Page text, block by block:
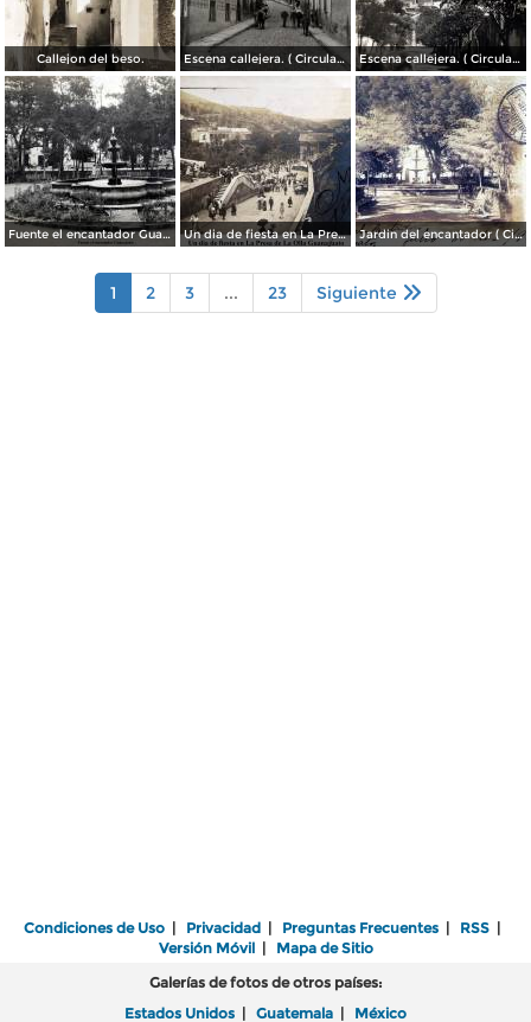
Callejon del beso. Escena callejera. ( Circulada el 13 de Mayo de 1941 ). Escena callejera. ( Circulada el 14 de Diciembre de 1930 ).
Fuente el encantador Guanajuato. Un dia de fiesta en La Presa de La Olla Guanajuato ( Circulada el 9 de Agosto de 1905 ). Jardin del encantador ( Circulada el 30 de Julio de 1905 ).
1 2 3 ... 23 Siguiente
Condiciones de Uso | Privacidad | Preguntas Frecuentes | RSS |
Versión Móvil| Mapa de Sitio
Galerías de fotos de otros países:
Estados Unidos | Guatemala | México